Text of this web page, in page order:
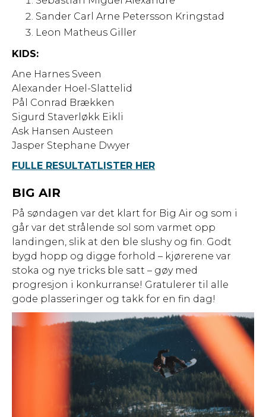
Sander Carl Arne Petersson Kringstad
Leon Matheus Giller
KIDS:
Ane Harnes Sveen
Alexander Hoel-Slattelid
Pål Conrad Brækken
Sigurd Staverløkk Eikli
Ask Hansen Austeen
Jasper Stephane Dwyer
FULLE RESULTATLISTER HER
BIG AIR
På søndagen var det klart for Big Air og som i
går var det strålende sol som varmet opp
landingen, slik at den ble slushy og fin. Godt
bygd hopp og digge forhold – kjørerene var
stoka og nye tricks ble satt – gøy med
progresjon i konkurranse! Gratulerer til alle
gode plasseringer og takk for en fin dag!